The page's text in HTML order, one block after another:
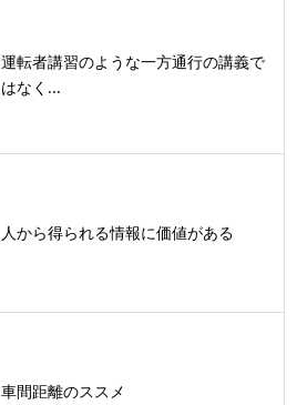
運転者講習のような一方通行の講義で
はなく...
人から得られる情報に価値がある
車間距離のススメ